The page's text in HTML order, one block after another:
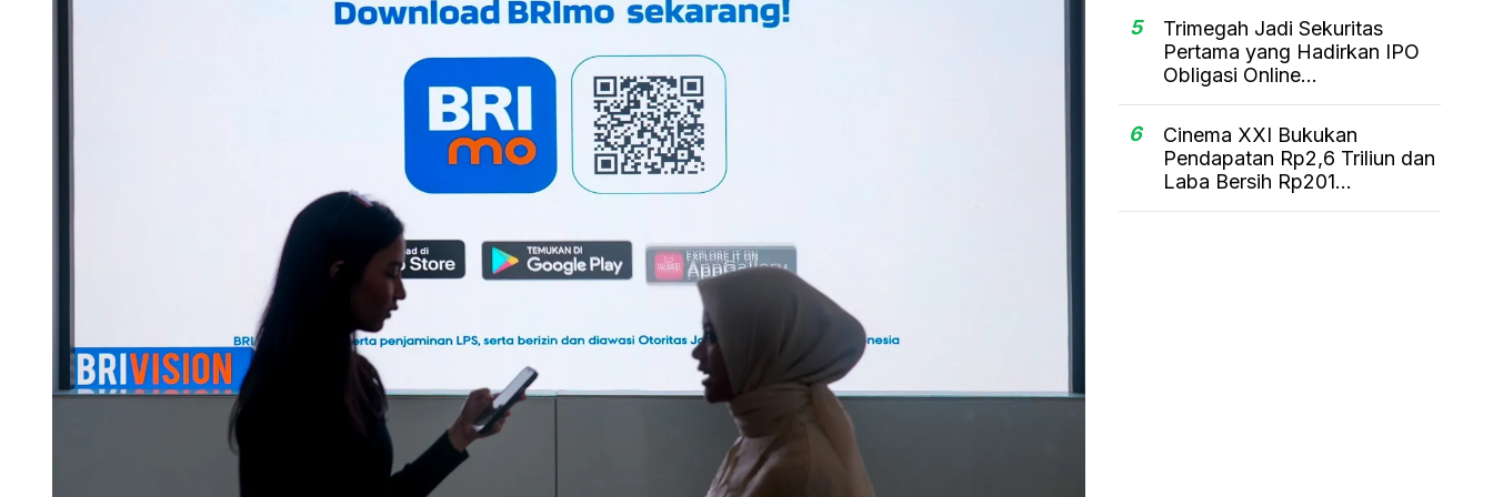
5
Trimegah Jadi Sekuritas
Pertama yang Hadirkan IPO
Obligasi Online...
6
Cinema XXI Bukukan
Pendapatan Rp2,6 Triliun dan
Laba Bersih Rp201...